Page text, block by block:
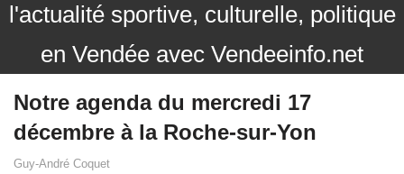
l'actualité sportive, culturelle, politique
en Vendée avec Vendeeinfo.net
Notre agenda du mercredi 17
décembre à la Roche-sur-Yon
Guy-André Coquet